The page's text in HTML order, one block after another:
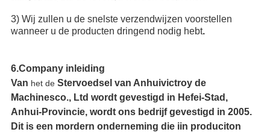
3) Wij zullen u de snelste verzendwijzen voorstellen
wanneer u de producten dringend nodig hebt.
6.Company inleiding
Van het de Stervoedsel van Anhuivictroy de
Machinesco., Ltd wordt gevestigd in Hefei-Stad,
Anhui-Provincie, wordt ons bedrijf gevestigd in 2005.
Dit is een mordern onderneming die iin produciton